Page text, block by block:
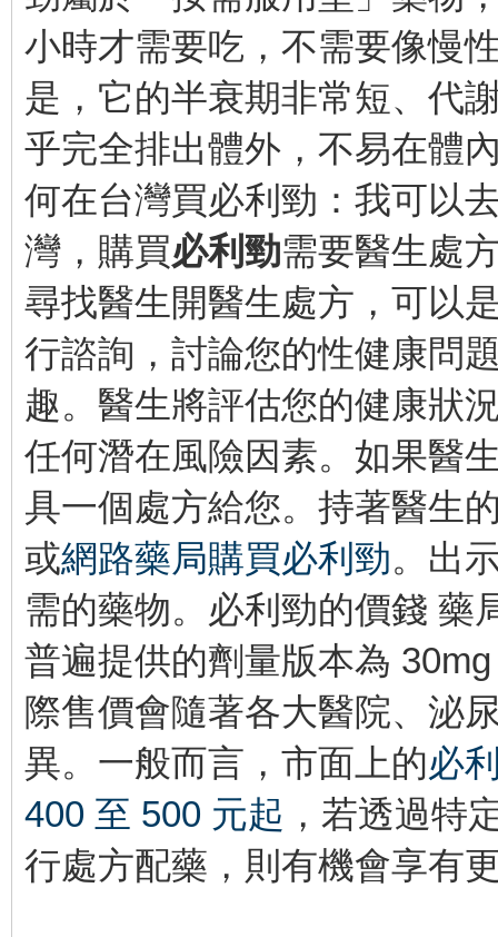
小時才需要吃，不需要像慢
是，它的半衰期非常短、代
乎完全排出體外，不易在體
何在台灣買必利勁：我可以
灣，購買必利勁需要醫生處
尋找醫生開醫生處方，可以
行諮詢，討論您的性健康問
趣。醫生將評估您的健康狀
任何潛在風險因素。如果醫
具一個處方給您。持著醫生
或網路藥局購買必利勁。出
需的藥物。必利勁的價錢 藥
普遍提供的劑量版本為
際售價會隨著各大醫院、泌
異。一般而言，市面上的必
400 至 500 元起 ，若透過特
行處方配藥，則有機會享有